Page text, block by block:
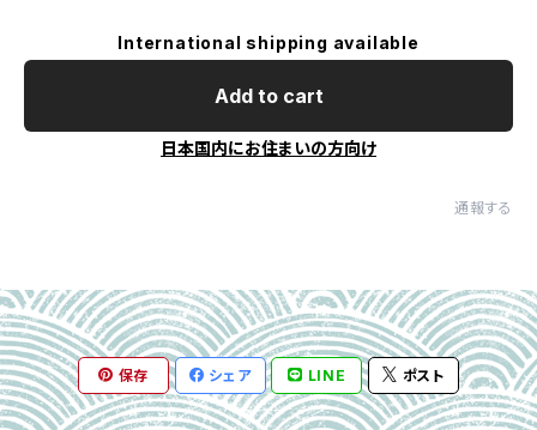
International shipping available
Add to cart
日本国内にお住まいの方向け
通報する
保存 シェア LINE ポスト